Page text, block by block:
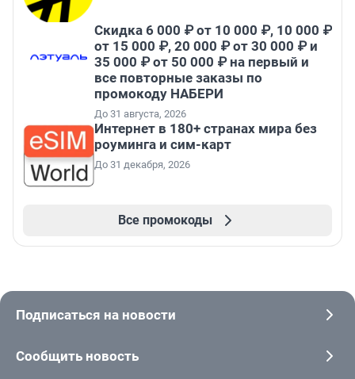
Скидка 6 000 ₽ от 10 000 ₽, 10 000 ₽
от 15 000 ₽, 20 000 ₽ от 30 000 ₽ и
35 000 ₽ от 50 000 ₽ на первый и
все повторные заказы по
промокоду НАБЕРИ
До 31 августа, 2026
Интернет в 180+ странах мира без
роуминга и сим-карт
До 31 декабря, 2026
Все промокоды
Подписаться на новости
Сообщить новость